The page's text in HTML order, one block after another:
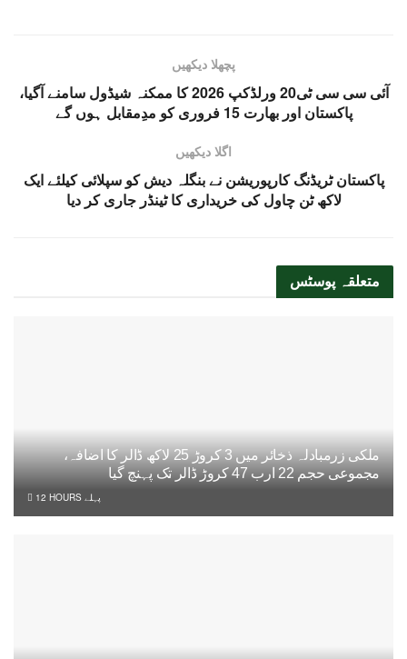
پچھلا دیکھیں
آئی سی سی ٹی20 ورلڈکپ 2026 کا ممکنہ شیڈول سامنے آگیا،
پاکستان اور بھارت 15 فروری کو مدِمقابل ہوں گے
اگلا دیکھیں
پاکستان ٹریڈنگ کارپوریشن نے بنگلہ دیش کو سپلائی کیلئے ایک
لاکھ ٹن چاول کی خریداری کا ٹینڈر جاری کر دیا
متعلقہ پوسٹس
ملکی زرمبادلہ ذخائر میں 3 کروڑ 25 لاکھ ڈالر کا اضافہ،
مجموعی حجم 22 ارب 47 کروڑ ڈالر تک پہنچ گیا
12 HOURS پہلے